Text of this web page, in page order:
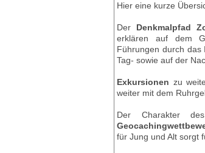
Hier eine kurze
Der Denkmalpfad
erklären auf dem
Führungen durch
Tag- sowie auf der
Exkursionen zu
weiter mit dem
Der Charakter
für Jung und Alt sorgt